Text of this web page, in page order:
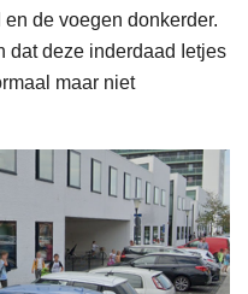
de voegen donkerder.
dat deze inderdaad Ietjes
maar niet